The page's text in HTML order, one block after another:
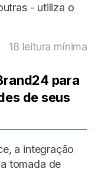
- utiliza o
18 leitura mínima
para
de seus
a integração
tomada de